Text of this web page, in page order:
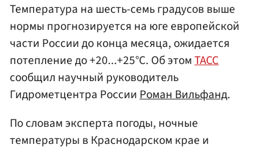
Температура на шесть-семь градусов выше
нормы прогнозируется на юге европейской
части России до конца месяца, ожидается
потепление до +20...+25°С. Об этомТАСС
сообщил научный руководитель
Гидрометцентра РоссииРоман Вильфанд.
По словам эксперта погоды, ночные
температуры в Краснодарском крае и